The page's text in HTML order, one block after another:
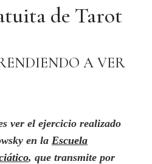
de Tarot
A VER
ver el ejercicio realizado
en la Escuela
, que transmite por